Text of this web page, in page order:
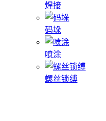
焊接
码垛
喷涂
螺丝锁缚